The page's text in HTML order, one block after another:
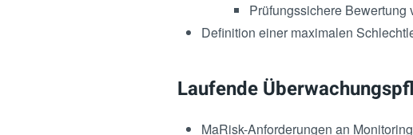
Prüfungssichere
Definition einer maximalen
Laufende
MaRisk-Anforderungen an